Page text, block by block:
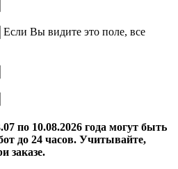
Если Вы видите это поле, все
по 10.08.2026 года могут быть
до 24 часов. Учитывайте,
заказе.